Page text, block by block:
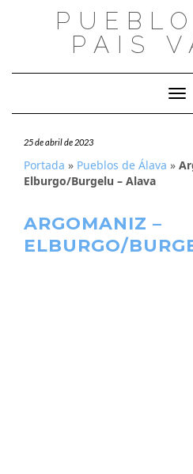
PAIS
25 de abril de 2023
Portada » Pueblos de Álava »
Elburgo/Burgelu – Alava
ARGOMANIZ –
ELBURGO/